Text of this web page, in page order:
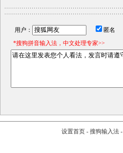
用户： 匿名
*搜狗拼音输入法，中文处理专家>>
设置首页- 搜狗输入法-